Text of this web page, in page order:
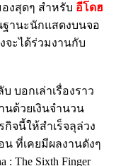
งสุดๆ สำหรับ อีโดฮ
านะนักแสดงบนจอ
จะได้ร่วมงานกับ
บอกเล่าเรื่องราว
นด้วยเงินจำนวน
จนี้ให้สำเร็จลุล่วง
น ที่เคยมีผลงานดังๆ
: The Sixth Finger